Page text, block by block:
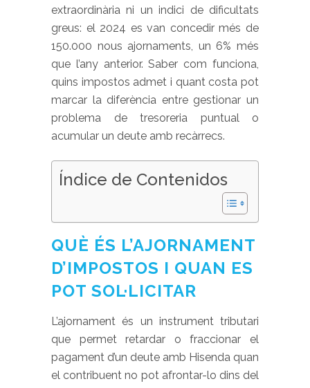
extraordinària ni un indici de dificultats
greus: el 2024 es van concedir més de
150.000 nous ajornaments, un 6% més
que l’any anterior. Saber com funciona,
quins impostos admet i quant costa pot
marcar la diferència entre gestionar un
problema de tresoreria puntual o
acumular un deute amb recàrrecs.
Índice de Contenidos
QUÈ ÉS L’AJORNAMENT
D’IMPOSTOS I QUAN ES
POT SOL·LICITAR
L’ajornament és un instrument tributari
que permet retardar o fraccionar el
pagament d’un deute amb Hisenda quan
el contribuent no pot afrontar-lo dins del